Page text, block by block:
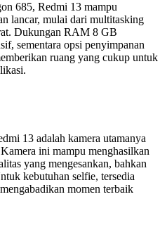
685, Redmi 13 mampu
lancar, mulai dari multitasking
Dukungan RAM 8 GB
sementara opsi penyimpanan
ruang yang cukup untuk
13 adalah kamera utamanya
ini mampu menghasilkan
yang mengesankan, bahkan
kebutuhan selfie, tersedia
momen terbaik